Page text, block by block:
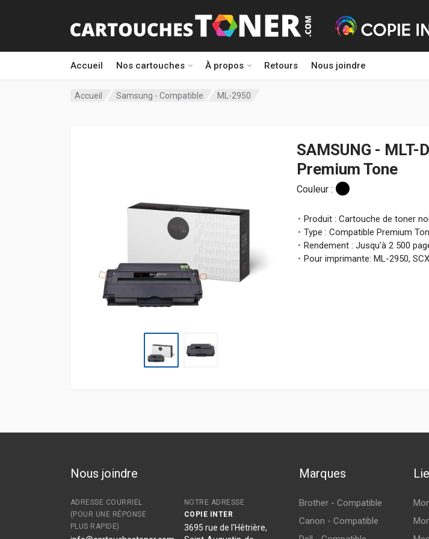
Accueil Nos cartouches À propos Retours Nous joindre
Accueil Samsung - Compatible ML-2950
SAMSUNG - MLT-
Premium Tone
Couleur :
Produit : Cartouche de toner
Type : Compatible Premium
Rendement : Jusqu'à 2 500
Pour imprimante: ML-2950,
Nous joindre
ADRESSE COURRIEL
(POUR UNE RÉPONSE
PLUS RAPIDE)
NOTRE ADRESSE
COPIE INTER
3695 rue de l'Hêtrière,
Marques
Brother - Compatible
Canon - Compatible